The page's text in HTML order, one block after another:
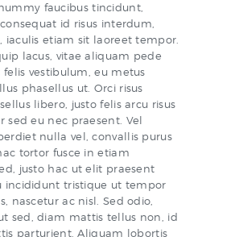
faucibus tincidunt,
id risus interdum,
iaculis etiam sit laoreet tempor.
lacus, vitae aliquam pede
felis vestibulum, eu metus
phasellus ut. Orci risus
libero, justo felis arcu risus
sed eu nec praesent. Vel
nulla vel, convallis purus
tortor fusce in etiam
justo hac ut elit praesent
incididunt tristique ut tempor
nascetur ac nisl. Sed odio,
sed, diam mattis tellus non, id
parturient. Aliquam lobortis